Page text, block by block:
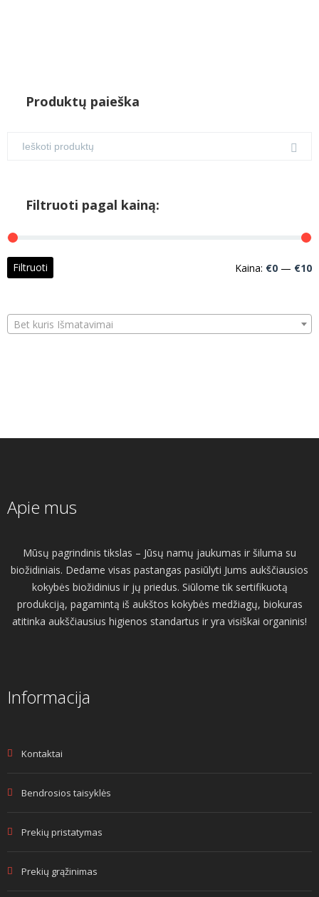
Produktų paieška
Filtruoti pagal kainą:
Filtruoti Kaina: €0 — €10
Bet kuris Išmatavimai
Apie mus
Mūsų pagrindinis tikslas – Jūsų namų jaukumas ir šiluma su
biožidiniais. Dedame visas pastangas pasiūlyti Jums aukščiausios
kokybės biožidinius ir jų priedus. Siūlome tik sertifikuotą
produkciją, pagamintą iš aukštos kokybės medžiagų, biokuras
atitinka aukščiausius higienos standartus ir yra visiškai organinis!
Informacija
Kontaktai
Bendrosios taisyklės
Prekių pristatymas
Prekių grąžinimas